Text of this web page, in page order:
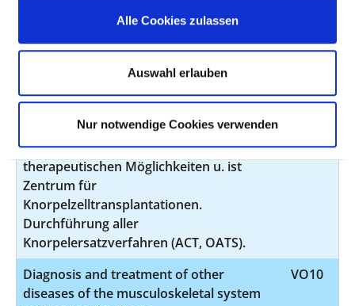
Alle Cookies zulassen
Auswahl erlauben
Nur notwendige Cookies verwenden
Diagnosis and treatment of
Kompetenzzentrum für Osteologie u.
Knochenstoffwechselerkrankg. im Land
Brandenburg, verfügt über alle
diagnostischen (Labor, Rö., MRT,
Knochendichtemessung) u.
therapeutischen Möglichkeiten u. ist
Zentrum für
Knorpelzelltransplantationen.
Durchführung aller
Knorpelersatzverfahren (ACT, OATS).
Diagnosis and treatment of other
diseases of the musculoskeletal system
VO10